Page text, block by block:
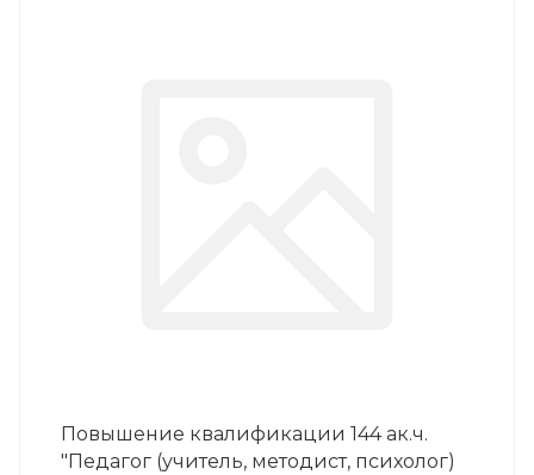
Повышение квалификации 144 ак.ч.
"Педагог (учитель, методист, психолог)